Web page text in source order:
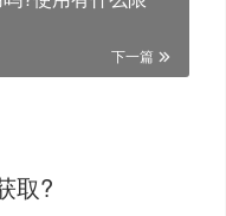
下一篇
取?